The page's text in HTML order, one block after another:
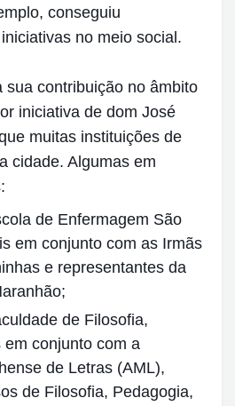
conseguiu
no meio social.
sua contribuição no âmbito
iniciativa de dom José
muitas instituições de
cidade. Algumas em
de Enfermagem São
em conjunto com as Irmãs
e representantes da
de Filosofia,
conjunto com a
de Letras (AML),
de Filosofia, Pedagogia,